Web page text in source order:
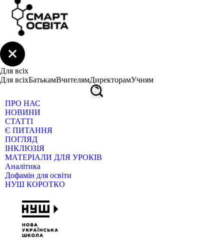
Для всіх
Для всіхБатькамВчителямДиректорамУчням
ПРО НАС
НОВИНИ
СТАТТІ
Є ПИТАННЯ
ПОГЛЯД
ІНКЛЮЗІЯ
МАТЕРІАЛИ ДЛЯ УРОКІВ
Аналітика
Дофамін для освіти
НУШ КОРОТКО